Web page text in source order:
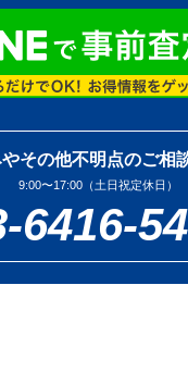
その他不明点のご相
9:00〜17:00（土日祝定休日）
6416-